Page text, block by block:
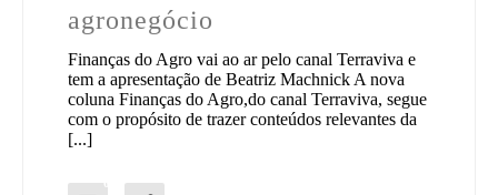
agronegócio
Finanças do Agro vai ao ar pelo canal Terraviva e
tem a apresentação de Beatriz Machnick A nova
coluna Finanças do Agro,do canal Terraviva, segue
com o propósito de trazer conteúdos relevantes da
[...]
0